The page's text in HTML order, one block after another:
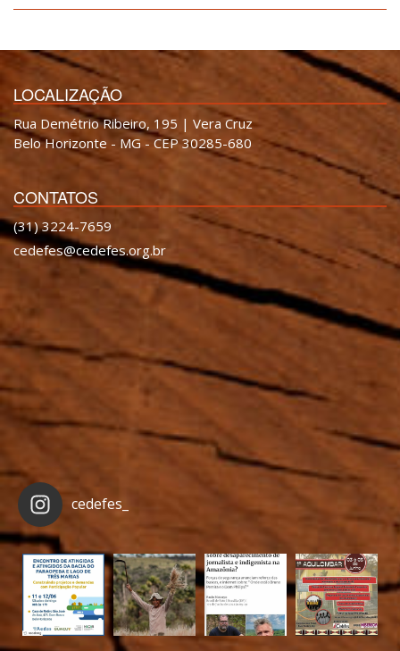
LOCALIZAÇÃO
Rua Demétrio Ribeiro, 195 | Vera Cruz
Belo Horizonte - MG - CEP 30285-680
CONTATOS
(31) 3224-7659
cedefes@cedefes.org.br
cedefes_